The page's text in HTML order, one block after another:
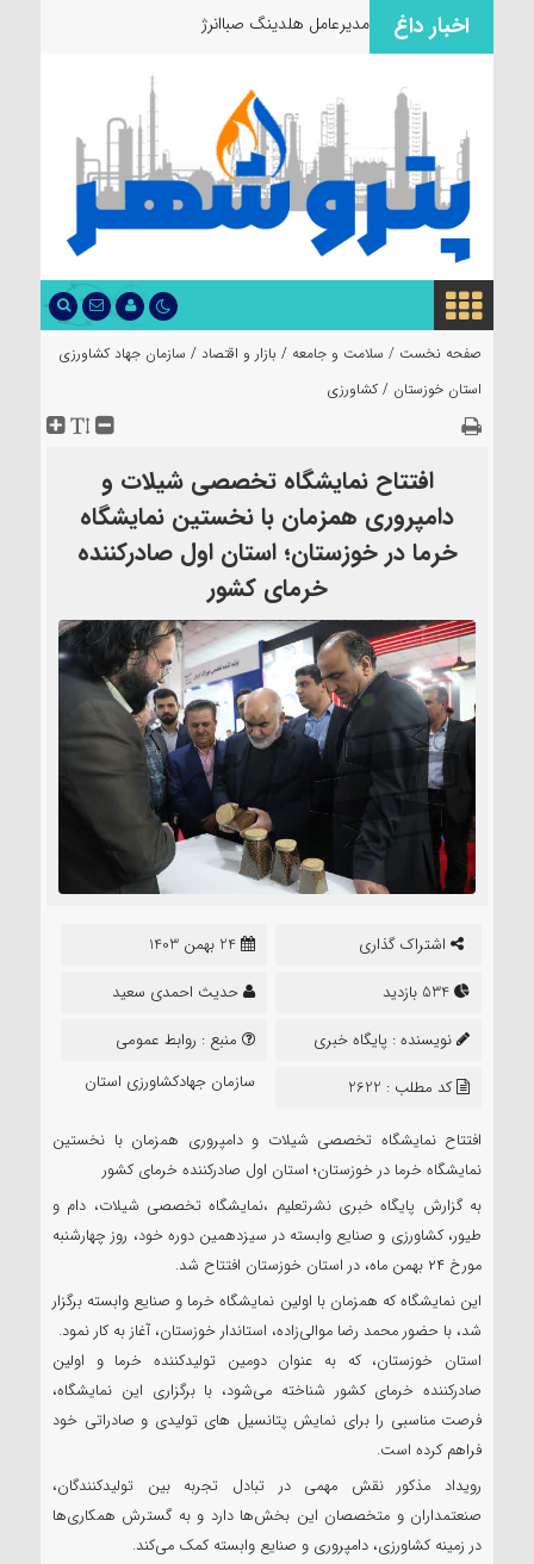
اخبار داغ مدیرعامل هلدینگ صباانرژی از مواک
صفحه نخست / سلامت و جامعه / بازار و اقتصاد / سازمان جهاد کشاورزی
استان خوزستان / کشاورزی
افتتاح نمایشگاه تخصصی شیلات و
دامپروری همزمان با نخستین نمایشگاه
خرما در خوزستان؛ استان اول صادرکننده
خرمای کشور
اشتراک گذاری
24 بهمن 1403
حدیث احمدی سعید
نویسنده : پایگاه خبری
نشر تعلیم
منبع : روابط عمومی
سازمان جهادکشاورزی استان
کد مطلب : 2622
افتتاح نمایشگاه تخصصی شیلات و دامپروری همزمان با نخستین
نمایشگاه خرما در خوزستان؛ استان اول صادرکننده خرمای کشور
به گزارش پایگاه خبری نشرتعلیم ،نمایشگاه تخصصی شیلات، دام و
طیور، کشاورزی و صنایع وابسته در سیزدهمین دوره خود، روز چهارشنبه
مورخ ۲۴ بهمن ماه، در استان خوزستان افتتاح شد.
این نمایشگاه که همزمان با اولین نمایشگاه خرما و صنایع وابسته برگزار
شد، با حضور محمد رضا موالی‌زاده، استاندار خوزستان، آغاز به کار نمود.
استان خوزستان، که به عنوان دومین تولیدکننده خرما و اولین
صادرکننده خرمای کشور شناخته می‌شود، با برگزاری این نمایشگاه،
فرصت مناسبی را برای نمایش پتانسیل های تولیدی و صادراتی خود
فراهم کرده است.
رویداد مذکور نقش مهمی در تبادل تجربه بین تولیدکنندگان،
صنعتمداران و متخصصان این بخش‌ها دارد و به گسترش همکاری‌ها
در زمینه کشاورزی، دامپروری و صنایع وابسته کمک می‌کند.